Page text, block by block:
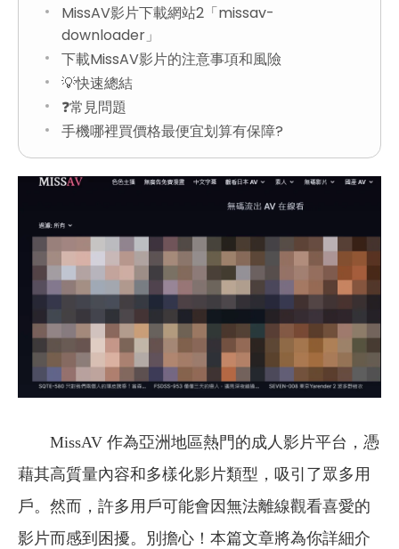
MissAV影片下載網站2「missav-
downloader」
下載MissAV影片的注意事項和風險
💡快速總結
❓常見問題
手機哪裡買價格最便宜划算有保障?
MissAV 作為亞洲地區熱門的成人影片平台，憑
藉其高質量內容和多樣化影片類型，吸引了眾多用
戶。然而，許多用戶可能會因無法離線觀看喜愛的
影片而感到困擾。別擔心！本篇文章將為你詳細介